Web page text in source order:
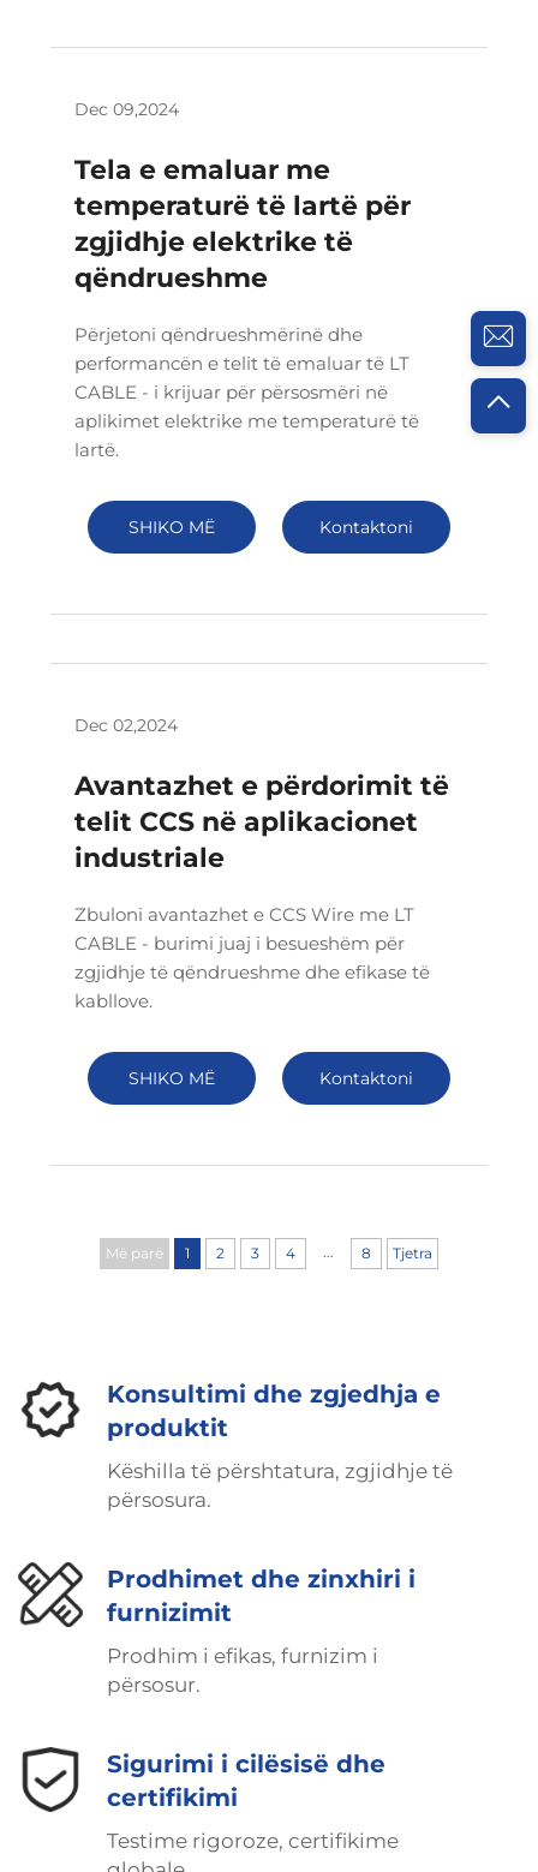
Dec 09,2024
Tela e emaluar me
temperaturë të lartë për
zgjidhje elektrike të
qëndrueshme
Përjetoni qëndrueshmërinë dhe
performancën e telit të emaluar të LT
CABLE - i krijuar për përsosmëri në
aplikimet elektrike me temperaturë të
lartë.
SHIKO MË Kontaktoni
Dec 02,2024
Avantazhet e përdorimit të
telit CCS në aplikacionet
industriale
Zbuloni avantazhet e CCS Wire me LT
CABLE - burimi juaj i besueshëm për
zgjidhje të qëndrueshme dhe efikase të
kabllove.
SHIKO MË Kontaktoni
Më parë 1 2 3 4 ... 8 Tjetra
Konsultimi dhe zgjedhja e
produktit
Këshilla të përshtatura, zgjidhje të
përsosura.
Prodhimet dhe zinxhiri i
furnizimit
Prodhim i efikas, furnizim i
përsosur.
Sigurimi i cilësisë dhe
certifikimi
Testime rigoroze, certifikime